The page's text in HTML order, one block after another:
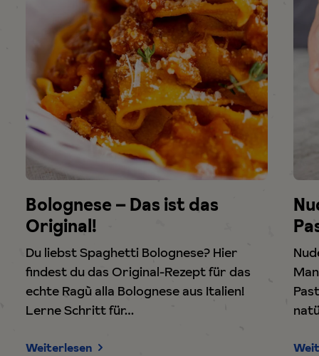
Hier
für das
Italien!
Nudelteig – Italienische
Pasta selber machen
Nudeln selber machen geht ganz
Man braucht für original italienische
Pasta nur Eier, Mehl und Salz. Und
natürlich eine…
Weiterlesen